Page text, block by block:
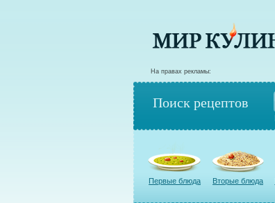
На правах рекламы:
Поиск рецептов
Первые блюда Вторые блюда